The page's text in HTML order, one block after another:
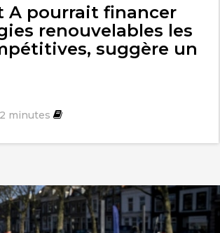
A pourrait financer
renouvelables les
suggère un
2 minutes